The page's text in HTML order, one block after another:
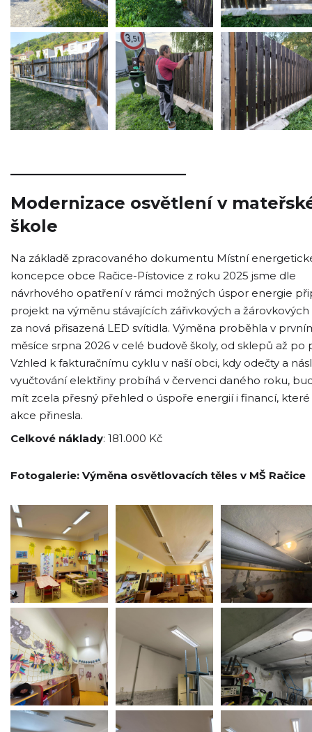
_____________________
Modernizace osvětlení v
škole
Na základě zpracovaného dokumentu Místní
koncepce obce Račice-Pístovice z roku 2025 jsme dle
návrhového opatření v rámci možných úspor energie
projekt na výměnu stávajících zářivkových a žárovkových
za nová přisazená LED svítidla. Výměna proběhla v
měsíce srpna 2026 v celé budově školy, od sklepů až po
Vzhled k fakturačnímu cyklu v naší obci, kdy odečty a
vyučtování elektřiny probíhá v červenci daného roku,
mít zcela přesný přehled o úspoře energií i financí,
akce přinesla.
Celkové náklady: 181.000 Kč
Fotogalerie: Výměna osvětlovacích těles v MŠ Račice